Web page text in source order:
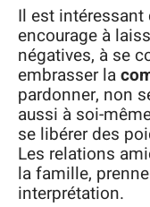
Il est intéressant
encourage à
négatives, à se
embrasser la
pardonner, non
aussi à soi-
se libérer des
Les relations
la famille,
interprétation.